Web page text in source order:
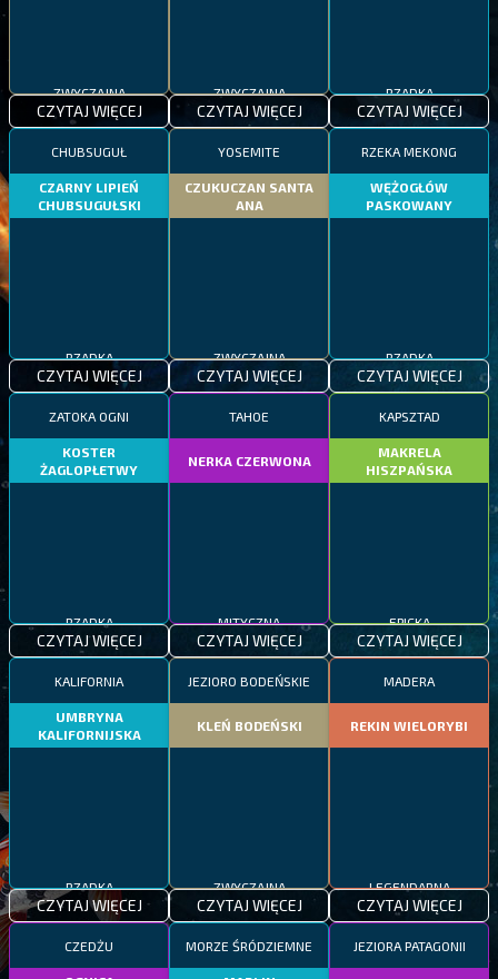
ZWYCZAJNA
CZYTAJ WIĘCEJ
ZWYCZAJNA
CZYTAJ WIĘCEJ
RZADKA
CZYTAJ WIĘCEJ
CHUBSUGUŁ
CZARNY LIPIEŃ
CHUBSUGUŁSKI
RZADKA
CZYTAJ WIĘCEJ
YOSEMITE
CZUKUCZAN SANTA
ANA
ZWYCZAJNA
CZYTAJ WIĘCEJ
RZEKA MEKONG
WĘŻOGŁÓW
PASKOWANY
RZADKA
CZYTAJ WIĘCEJ
ZATOKA OGNI
KOSTER
ŻAGLOPŁETWY
RZADKA
CZYTAJ WIĘCEJ
TAHOE
NERKA CZERWONA
MITYCZNA
CZYTAJ WIĘCEJ
KAPSZTAD
MAKRELA
HISZPAŃSKA
EPICKA
CZYTAJ WIĘCEJ
KALIFORNIA
UMBRYNA
KALIFORNIJSKA
RZADKA
CZYTAJ WIĘCEJ
JEZIORO BODEŃSKIE
KLEŃ BODEŃSKI
ZWYCZAJNA
CZYTAJ WIĘCEJ
MADERA
REKIN WIELORYBI
LEGENDARNA
CZYTAJ WIĘCEJ
CZEDŻU MORZE ŚRÓDZIEMNE JEZIORA PATAGONII